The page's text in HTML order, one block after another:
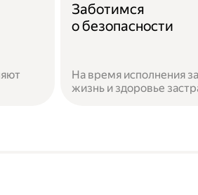
Заботимся
о безопасности
На время исполнения
жизнь и здоровье